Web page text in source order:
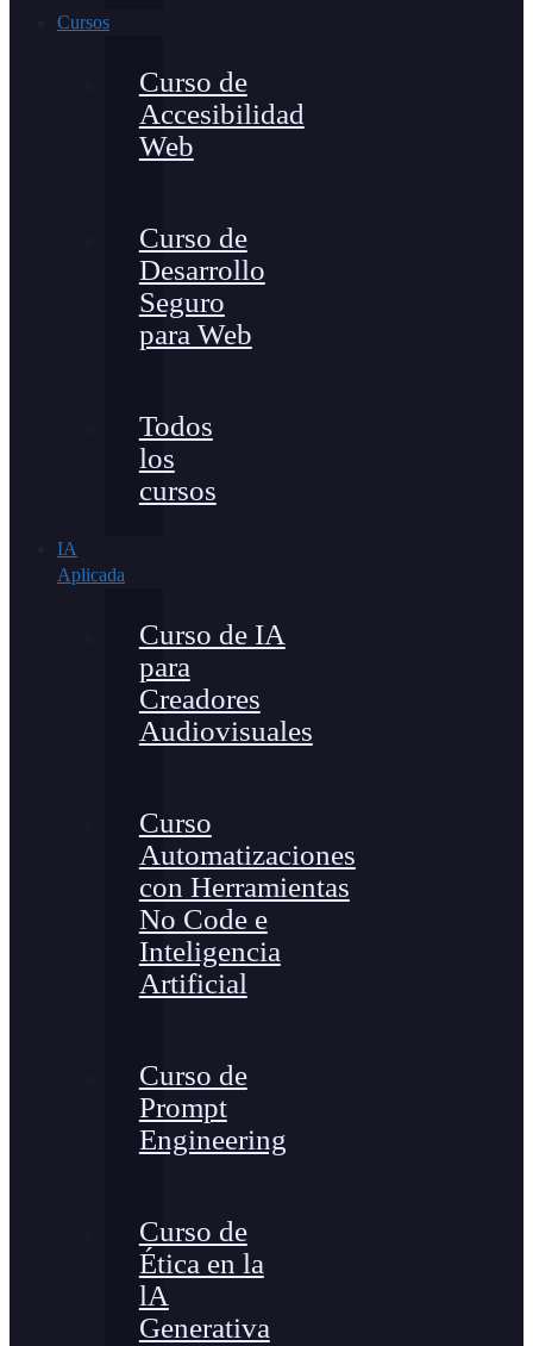
Cursos
Curso de
Accesibilidad
Web
Curso de
Desarrollo
Seguro
para Web
Todos
los
cursos
IA
Aplicada
Curso de IA
para
Creadores
Audiovisuales
Curso
Automatizaciones
con Herramientas
No Code e
Inteligencia
Artificial
Curso de
Prompt
Engineering
Curso de
Ética en la
lA
Generativa